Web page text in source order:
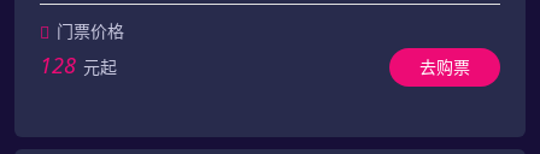
门票价格
128 元起 去购票